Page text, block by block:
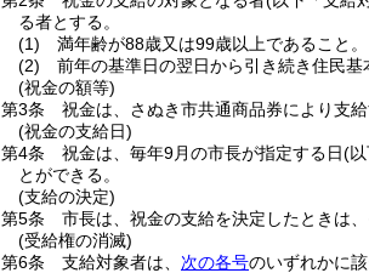
る者とする。
(1)
満年齢が88歳又は99歳以上であること。
(2)
前年の基準日の翌日から引き続き住民基
(祝金の額等)
第3条
祝金は、さぬき市共通商品券により支
(祝金の支給日)
第4条
祝金は、毎年9月の市長が指定する日(
とができる。
(支給の決定)
第5条
市長は、祝金の支給を決定したときは
(受給権の消滅)
第6条
支給対象者は、 次の各号のいずれかに